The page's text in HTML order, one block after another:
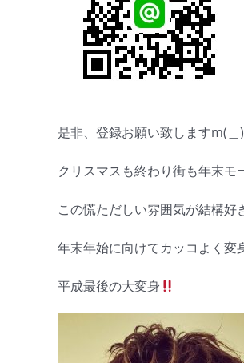
是非、登録お願い致しますm(＿
クリスマスも終わり街も年末モ
この慌ただしい雰囲気が結構好
年末年始に向けてカッコよく変
平成最後の大変身